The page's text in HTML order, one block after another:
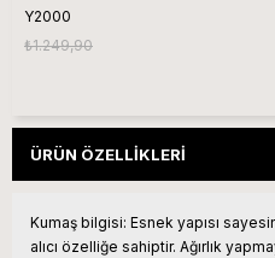
Y2000
₺1.249,90
ÜRÜN ÖZELLIKLERI
Kumaş bilgisi: Esnek yapısı
alıcı özelliğe sahiptir. Ağırlık